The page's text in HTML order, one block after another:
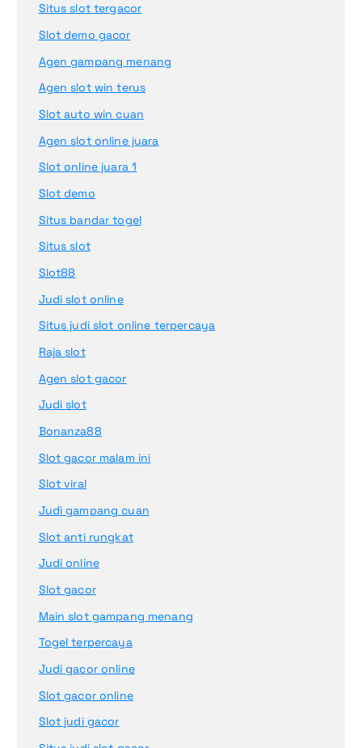
Situs slot tergacor
Slot demo gacor
Agen gampang menang
Agen slot win terus
Slot auto win cuan
Agen slot online juara
Slot online juara 1
Slot demo
Situs bandar togel
Situs slot
Slot88
Judi slot online
Situs judi slot online terpercaya
Raja slot
Agen slot gacor
Judi slot
Bonanza88
Slot gacor malam ini
Slot viral
Judi gampang cuan
Slot anti rungkat
Judi online
Slot gacor
Main slot gampang menang
Togel terpercaya
Judi gacor online
Slot gacor online
Slot judi gacor